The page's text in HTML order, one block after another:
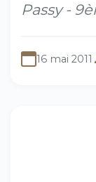
Passy -
16 mai 2011